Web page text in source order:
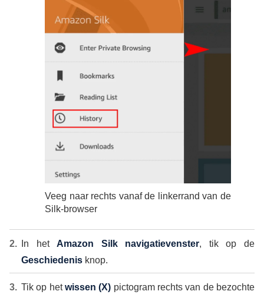
Veeg naar rechts vanaf de linkerrand van de
Silk-browser
In hetAmazon Silk navigatievenster, tik op de
Geschiedenis knop.
Tik op hetwissen (X) pictogram rechts van de bezochte